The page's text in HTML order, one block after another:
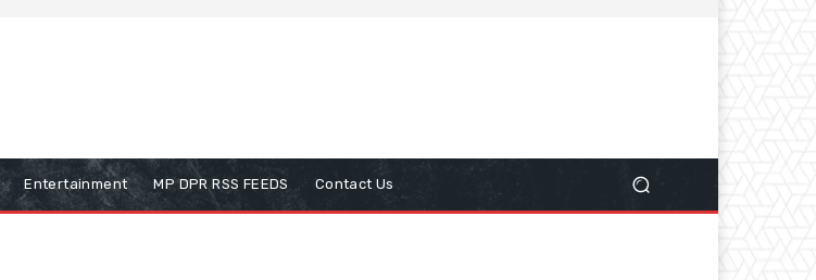
Entertainment MP DPR RSS FEEDS Contact Us